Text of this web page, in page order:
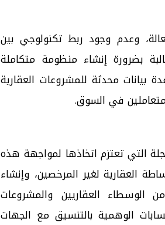
وعدم وجود ربط تكنولوجي بين
بضرورة إنشاء منظومة متكاملة
بيانات محدثة للمشروعات العقارية
في السوق.
التي تعتزم اتخاذها لمواجهة هذه
العقارية لغير المرخصين، وإنشاء
العقاريين والمشروعات
الوهمية بالتنسيق مع الجهات